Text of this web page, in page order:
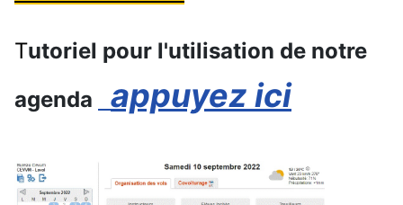
Tutoriel pour l'utilisation de notre
agenda
appuyez ici